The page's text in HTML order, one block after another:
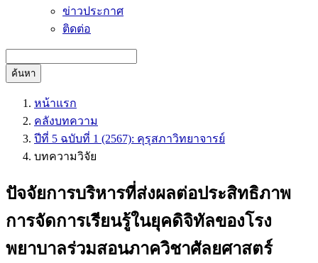
ข่าวประกาศ
ติดต่อ
ค้นหา
หน้าแรก
คลังบทความ
ปีที่ 5 ฉบับที่ 1 (2567): คุรุสภาวิทยาจารย์
บทความวิจัย
ปัจจัยการบริหารที่ส่งผลต่อประสิทธิภาพ
การจัดการเรียนรู้ในยุคดิจิทัลของโรง
พยาบาลร่วมสอนภาควิชาศัลยศาสตร์